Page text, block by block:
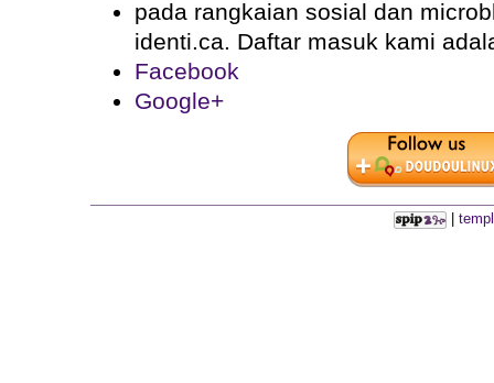
pada rangkaian sosial dan
identi.ca. Daftar masuk kami
Facebook
Google+